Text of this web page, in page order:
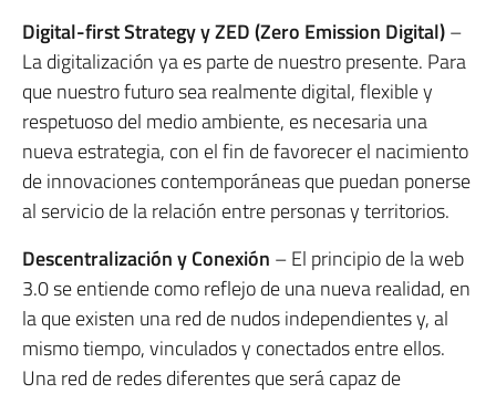
Digital-first Strategy y ZED (Zero Emission Digital)–
La digitalización ya es parte de nuestro presente. Para
que nuestro futuro sea realmente digital, flexible y
respetuoso del medio ambiente, es necesaria una
nueva estrategia, con el fin de favorecer el nacimiento
de innovaciones contemporáneas que puedan ponerse
al servicio de la relación entre personas y territorios.
Descentralización y Conexión – El principio de la web
3.0 se entiende como reflejo de una nueva realidad, en
la que existen una red de nudos independientes y, al
mismo tiempo, vinculados y conectados entre ellos.
Una red de redes diferentes que será capaz de